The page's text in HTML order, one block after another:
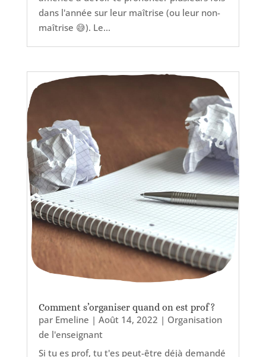
dans l'année sur leur maîtrise (ou leur non-
maîtrise 😅). Le...
Comment s’organiser quand on est prof ?
par Emeline | Août 14, 2022 | Organisation
de l'enseignant
Si tu es prof, tu t'es peut-être déjà demandé